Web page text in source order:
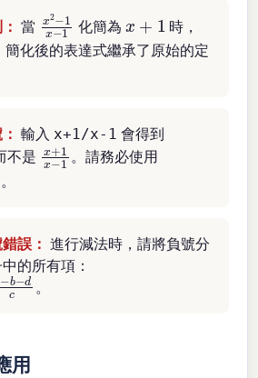
當
x2 −1
化簡為
時，
簡化後的表達式繼承了原始的定
輸入x+1/x-1 會得到
不是
x+1x−1
。請務必使用
。
誤： 進行減法時，請將負號分
的所有項：
b−dc
。
用